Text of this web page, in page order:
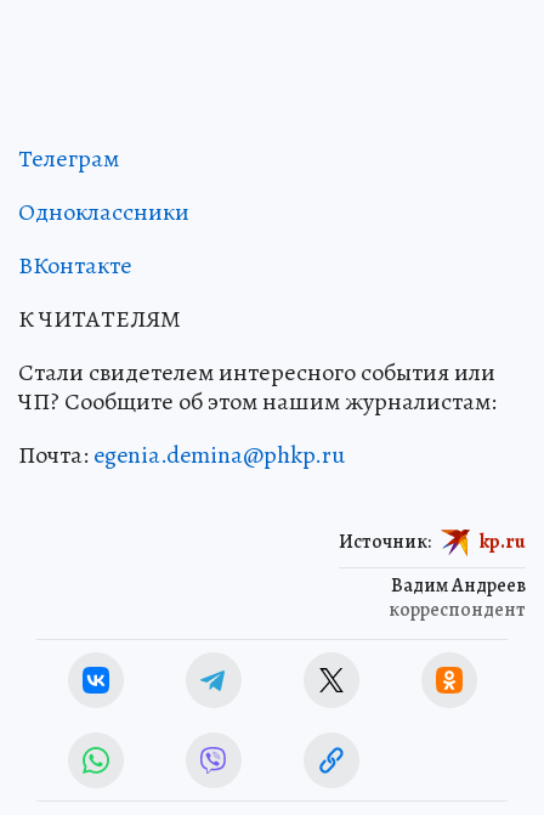
Телеграм
Одноклассники
ВКонтакте
К ЧИТАТЕЛЯМ
Стали свидетелем интересного события или
ЧП? Сообщите об этом нашим журналистам:
Почта: egenia.demina@phkp.ru
Вадим Андреев
корреспондент
Источник: kp.ru